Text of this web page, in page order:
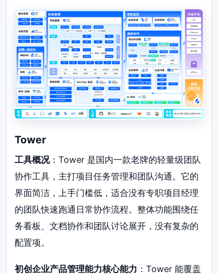
Tower
工具概况：Tower 是国内一款老牌的轻量级团队
协作工具，主打项目任务管理和团队沟通。它的
界面简洁，上手门槛低，适合没有专职项目经理
的团队快速跑通日常协作流程。整体功能围绕任
务看板、文档协作和团队讨论展开，没有复杂的
配置项。
初创企业产品管理能力核心能力 ：Tower 能覆盖